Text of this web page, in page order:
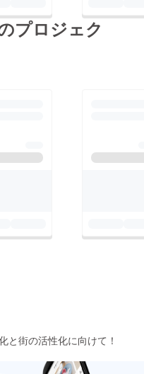
プロジェク
と街の活性化に向けて！